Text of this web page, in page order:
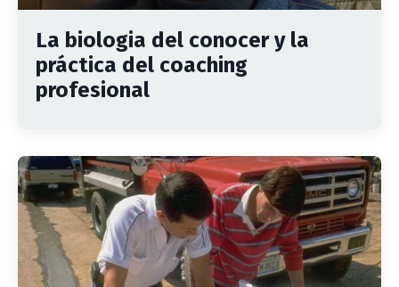
La biologia del conocer y la
práctica del coaching
profesional